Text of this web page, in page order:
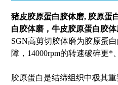
猪皮胶原蛋白胶体磨, 胶原蛋
白胶体磨，牛皮胶原蛋白胶
SGN高剪切胶体磨为胶原蛋
障，14000rpm的转速破碎更*
胶原蛋白是结缔组织中极其